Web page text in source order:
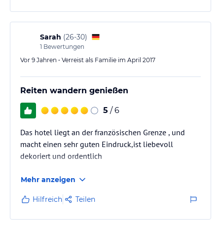
Sarah (26-30)
1 Bewertungen
Vor 9 Jahren • Verreist als Familie im April 2017
Reiten wandern genießen
5 / 6
Das hotel liegt an der französischen Grenze , und
macht einen sehr guten Eindruck,ist liebevoll
dekoriert und ordentlich
Mehr anzeigen
Hilfreich Teilen